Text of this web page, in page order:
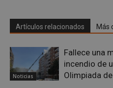
Artículos relacionados Más
Noticias
Fallece una
incendio de
Olimpiada
AWSALBCORS